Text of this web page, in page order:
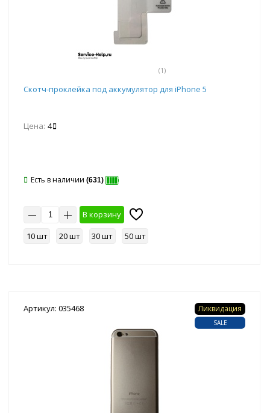
(1)
Скотч-проклейка под аккумулятор для iPhone 5
Цена: 4
Есть в наличии (631)
В корзину
10 шт
20 шт 30 шт 50 шт
Артикул: 035468 Ликвидация
SALE